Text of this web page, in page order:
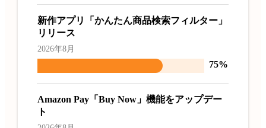
新作アプリ「かんたん商品検索フィルター」
リリース
2026年8月
75%
Amazon Pay「Buy Now」機能をアップデー
ト